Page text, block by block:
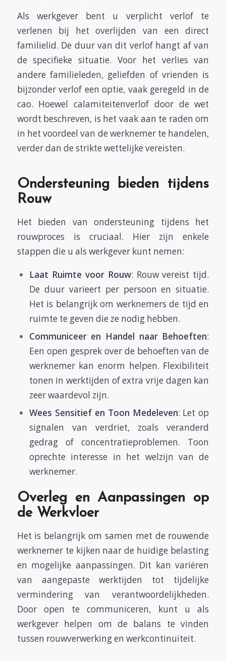
Als werkgever bent u verplicht verlof te
verlenen bij het overlijden van een direct
familielid. De duur van dit verlof hangt af van
de specifieke situatie. Voor het verlies van
andere familieleden, geliefden of vrienden is
bijzonder verlof een optie, vaak geregeld in de
cao. Hoewel calamiteitenverlof door de wet
wordt beschreven, is het vaak aan te raden om
in het voordeel van de werknemer te handelen,
verder dan de strikte wettelijke vereisten.
Ondersteuning bieden tijdens
Rouw
Het bieden van ondersteuning tijdens het
rouwproces is cruciaal. Hier zijn enkele
stappen die u als werkgever kunt nemen:
Laat Ruimte voor Rouw: Rouw vereist tijd.
De duur varieert per persoon en situatie.
Het is belangrijk om werknemers de tijd en
ruimte te geven die ze nodig hebben.
Communiceer en Handel naar Behoeften:
Een open gesprek over de behoeften van de
werknemer kan enorm helpen. Flexibiliteit
tonen in werktijden of extra vrije dagen kan
zeer waardevol zijn.
Wees Sensitief en Toon Medeleven: Let op
signalen van verdriet, zoals veranderd
gedrag of concentratieproblemen. Toon
oprechte interesse in het welzijn van de
werknemer.
Overleg en Aanpassingen op
de Werkvloer
Het is belangrijk om samen met de rouwende
werknemer te kijken naar de huidige belasting
en mogelijke aanpassingen. Dit kan variëren
van aangepaste werktijden tot tijdelijke
vermindering van verantwoordelijkheden.
Door open te communiceren, kunt u als
werkgever helpen om de balans te vinden
tussen rouwverwerking en werkcontinuïteit.